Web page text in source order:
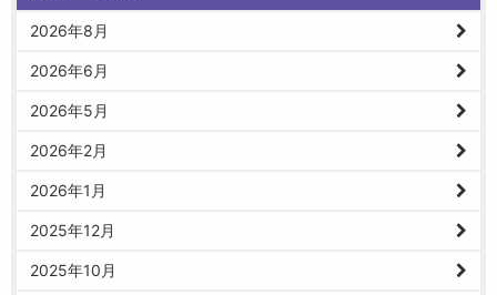
2026年8月
2026年6月
2026年5月
2026年2月
2026年1月
2025年12月
2025年10月